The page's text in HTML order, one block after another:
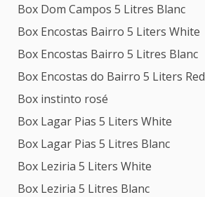
Box Dom Campos 5 Litres Blanc
Box Encostas Bairro 5 Liters White
Box Encostas Bairro 5 Litres Blanc
Box Encostas do Bairro 5 Liters Red
Box instinto rosé
Box Lagar Pias 5 Liters White
Box Lagar Pias 5 Litres Blanc
Box Leziria 5 Liters White
Box Leziria 5 Litres Blanc